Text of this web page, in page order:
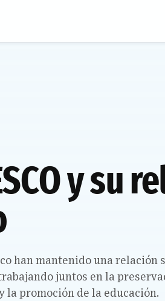
y su
han mantenido una
juntos en la
la promoción de la educación.